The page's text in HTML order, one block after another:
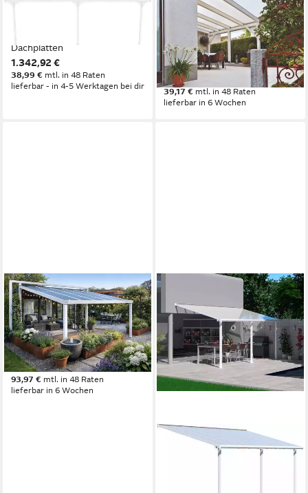
Dachplatten
1.342,92 €
38,99 € mtl. in 48 Raten
lieferbar - in 4-5 Werktagen bei dir
Terrassendach Aluminium
Terrassenüberdachung
Madrid mit Stegplatten, BxT:
300x250 cm
ab 1.349,00 €
39,17 € mtl. in 48 Raten
lieferbar in 6 Wochen
TERRASSE2000
Terrassendach Überdachung
mit Solarmodulen – Alu Solar
Terrassendach 920 Wp, BxT:
400x150 cm
ab 3.236,83 €
93,97 € mtl. in 48 Raten
lieferbar in 6 Wochen